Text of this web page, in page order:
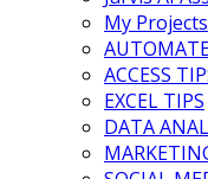
My Projects
ACCESS
EXCEL TIPS
DATA